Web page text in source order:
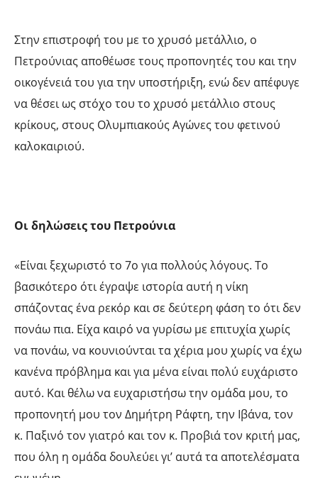
Στην επιστροφή του με το χρυσό μετάλλιο, ο
Πετρούνιας αποθέωσε τους προπονητές του και την
οικογένειά του για την υποστήριξη, ενώ δεν απέφυγε
να θέσει ως στόχο του το χρυσό μετάλλιο στους
κρίκους, στους Ολυμπιακούς Αγώνες του φετινού
καλοκαιριού.
Οι δηλώσεις του Πετρούνια
«Είναι ξεχωριστό το 7ο για πολλούς λόγους. Το
βασικότερο ότι έγραψε ιστορία αυτή η νίκη
σπάζοντας ένα ρεκόρ και σε δεύτερη φάση το ότι δεν
πονάω πια. Είχα καιρό να γυρίσω με επιτυχία χωρίς
να πονάω, να κουνιούνται τα χέρια μου χωρίς να έχω
κανένα πρόβλημα και για μένα είναι πολύ ευχάριστο
αυτό. Και θέλω να ευχαριστήσω την ομάδα μου, το
προπονητή μου τον Δημήτρη Ράφτη, την Ιβάνα, τον
κ. Παξινό τον γιατρό και τον κ. Προβιά τον κριτή μας,
που όλη η ομάδα δουλεύει γι’ αυτά τα αποτελέσματα